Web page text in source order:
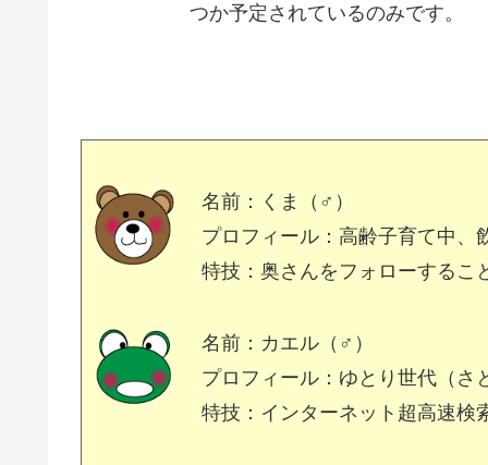
つか予定されているのみです。
名前：くま（♂）
プロフィール：高齢子育て中、
特技：奥さんをフォローするこ
名前：カエル（♂）
プロフィール：ゆとり世代（さ
特技：インターネット超高速検